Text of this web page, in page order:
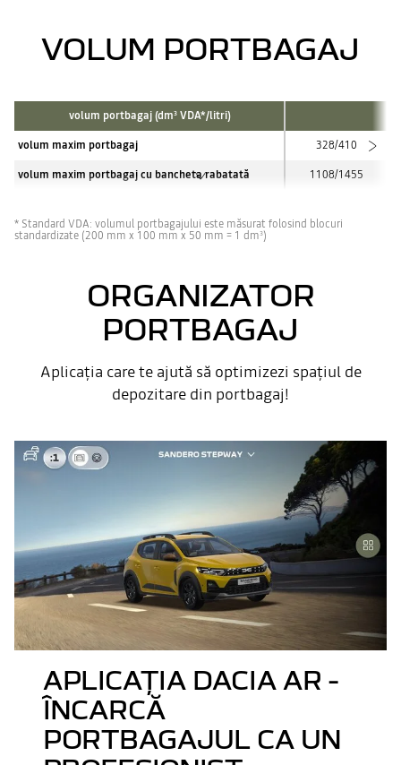
VOLUM PORTBAGAJ
volum portbagaj (dm3 VDA*/litri)
volum maxim portbagaj 328/410
volum maxim portbagaj cu bancheta rabatată 1108/1455
* Standard VDA: volumul portbagajului este măsurat folosind blocuri
standardizate (200 mm x 100 mm x 50 mm = 1 dm3)
ORGANIZATOR
PORTBAGAJ
Aplicația care te ajută să optimizezi spațiul de
depozitare din portbagaj!
APLICAȚIA DACIA AR -
ÎNCARCĂ
PORTBAGAJUL CA UN